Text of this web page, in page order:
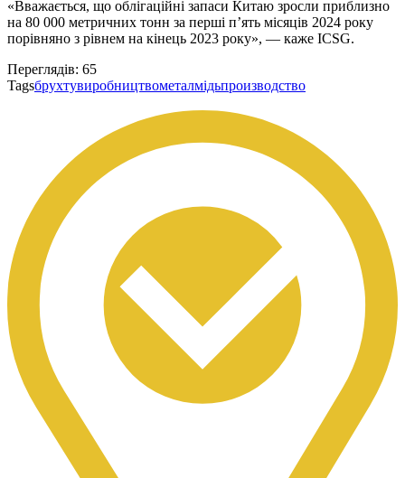
«Вважається, що облігаційні запаси Китаю зросли приблизно
на 80 000 метричних тонн за перші п’ять місяців 2024 року
порівняно з рівнем на кінець 2023 року», — каже ICSG.
Переглядів: 65
Tagsбрухтувиробництвометалмідьпроизводство